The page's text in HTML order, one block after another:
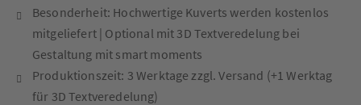
Besonderheit: Hochwertige Kuverts werden kostenlos
mitgeliefert | Optional mit 3D Textveredelung bei
Gestaltung mit smart moments
Produktionszeit: 3 Werktage zzgl. Versand (+1 Werktag
für 3D Textveredelung)